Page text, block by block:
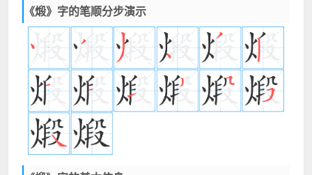
《煅》字的笔顺分步演示